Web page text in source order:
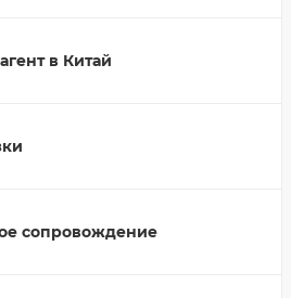
в Китай
сопровождение